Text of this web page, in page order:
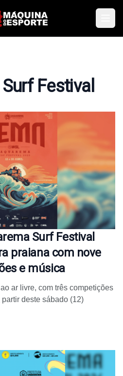
Festival
Surf Festival
praiana com nove
e música
ar livre, com três competições
deste sábado (12)